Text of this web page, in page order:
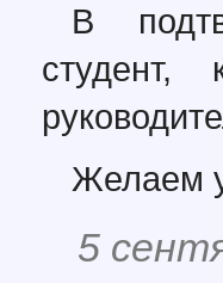
В
студент,
Желаем
5